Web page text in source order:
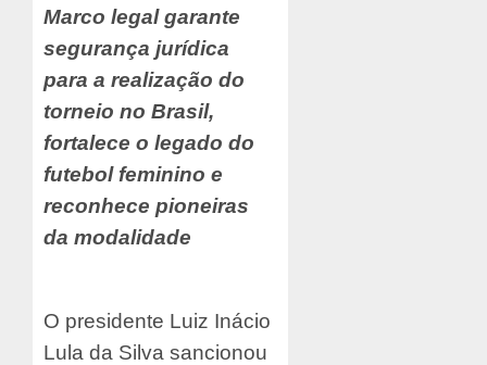
Marco legal garante
segurança jurídica
para a realização do
torneio no Brasil,
fortalece o legado do
futebol feminino e
reconhece pioneiras
da modalidade
O presidente Luiz Inácio
Lula da Silva sancionou